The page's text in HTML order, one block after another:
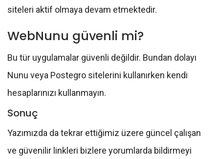
siteleri aktif olmaya devam etmektedir.
WebNunu güvenli mi?
Bu tür uygulamalar güvenli değildir. Bundan dolayı
Nunu veya Postegro sitelerini kullanırken kendi
hesaplarınızı kullanmayın.
Sonuç
Yazımızda da tekrar ettiğimiz üzere güncel çalışan
ve güvenilir linkleri bizlere yorumlarda bildirmeyi